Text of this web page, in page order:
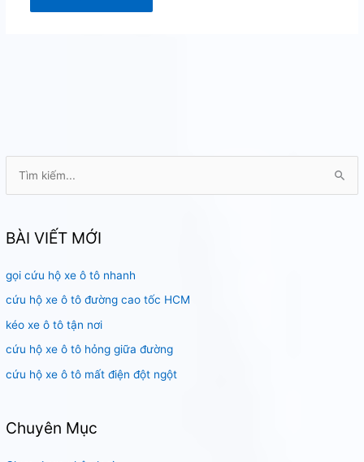
k
ế
m
:
BÀI VIẾT MỚI
gọi cứu hộ xe ô tô nhanh
cứu hộ xe ô tô đường cao tốc HCM
kéo xe ô tô tận nơi
cứu hộ xe ô tô hỏng giữa đường
cứu hộ xe ô tô mất điện đột ngột
Chuyên Mục